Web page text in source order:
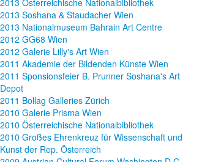
2013 Soshana & Staudacher Wien
2013 Nationalmuseum Bahrain Art Centre
2012 GG68 Wien
2012 Galerie Lilly's Art Wien
2011 Akademie der Bildenden Künste Wien
2011 Sponsionsfeier B. Prunner Soshana's Art
Depot
2011 Bollag Galleries Zürich
2010 Galerie Prisma Wien
2010 Österreichische Nationalbibliothek
2010 Großes Ehrenkreuz für Wissenschaft und
Kunst der Rep. Österreich